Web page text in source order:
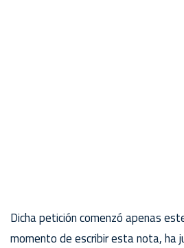
Dicha petición comenzó apenas
momento de escribir esta nota, ha